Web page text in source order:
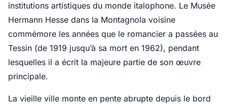
institutions artistiques du monde italophone. Le Musée
Hermann Hesse dans la Montagnola voisine
commémore les années que le romancier a passées au
Tessin (de 1919 jusqu’à sa mort en 1962), pendant
lesquelles il a écrit la majeure partie de son œuvre
principale.
La vieille ville monte en pente abrupte depuis le bord